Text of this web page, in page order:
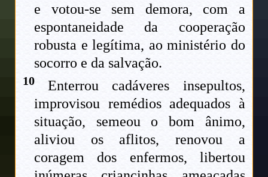
e votou-se sem demora, com a
espontaneidade da cooperação
robusta e legítima, ao ministério do
socorro e da salvação.
10
Enterrou cadáveres insepultos,
improvisou remédios adequados à
situação, semeou o bom ânimo,
aliviou os aflitos, renovou a
coragem dos enfermos, libertou